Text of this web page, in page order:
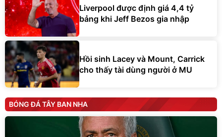
Liverpool được định giá 4,4 tỷ
bảng khi Jeff Bezos gia nhập
Hồi sinh Lacey và Mount, Carrick
cho thấy tài dùng người ở MU
BÓNG ĐÁ TÂY BAN NHA